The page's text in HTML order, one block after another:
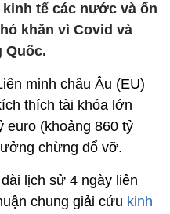
tế các nước và ổn
khăn vì Covid và
Quốc.
minh châu Âu (EU)
thích tài khóa lớn
euro (khoảng 860 tỷ
chừng đổ vỡ.
lịch sử 4 ngày liên
chung giải cứu kinh